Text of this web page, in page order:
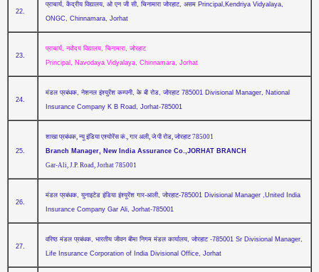
22.
प्राचार्य, केंद्रीय विद्यालय, ओ एन जी सी, चिनामारा जोरहाट, असम Principal,Kendriya Vidyalaya,
ONGC, Chinnamara, Jorhat
23.
प्राचार्य, नवोदय विद्यालय, चिनामारा, जोरहाट
Principal, Navodaya Vidyalaya, Chinnamara, Jorhat
24.
मंडल प्रबंधक, नेशनल इंश्‍युरेंश कम्‍पनी, के बी रोड, जोरहाट 785001 Divisional Manager, National
Insurance Company K B Road, Jorhat-785001
25.
शाखा प्रबंधक, न्‍यू इंडिया एश्‍योरेंस कं., गार अली, जे पी रोड, जोरहाट 785001
Branch Manager, New India Assurance Co.,JORHAT BRANCH
Gar-Ali, J.P. Road, Jorhat 785001
26.
मंडल प्रबंधक, युनाइटेड इंडिया इंश्‍यूरेंश गार-आली, जोरहाट-785001 Divisional Manager ,United India
Insurance Company Gar Ali, Jorhat-785001
27.
वरिष्‍ठ मंडल प्रबंधक, भारतीय जीवन बीमा निगम मंडल कार्यालय, जोरहाट -785001 Sr Divisional Manager,
Life Insurance Corporation of India Divisional Office, Jorhat